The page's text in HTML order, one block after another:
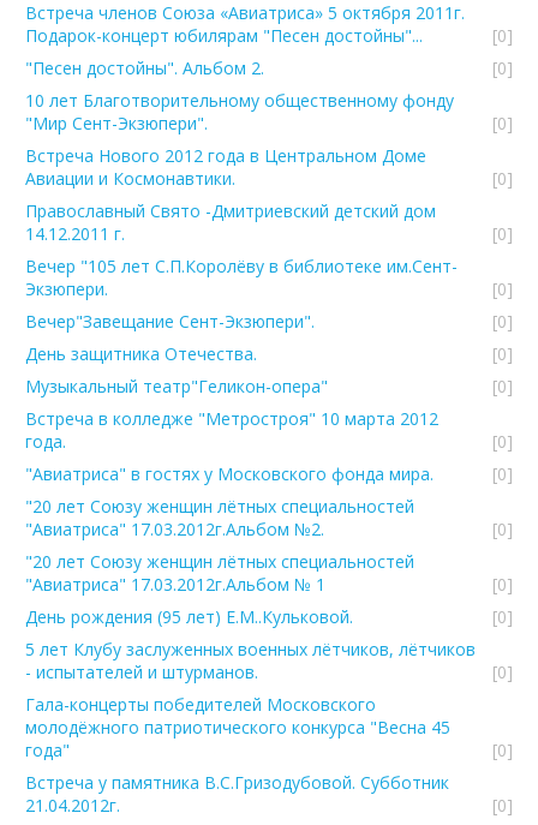
Встреча членов Союза «Авиатриса» 5 октября 2011г.
Подарок-концерт юбилярам "Песен достойны"...
[0]
"Песен достойны". Альбом 2.
[0]
10 лет Благотворительному общественному фонду
"Мир Сент-Экзюпери".
[0]
Встреча Нового 2012 года в Центральном Доме
Авиации и Космонавтики.
[0]
Православный Свято -Дмитриевский детский дом
14.12.2011 г.
[0]
Вечер "105 лет С.П.Королёву в библиотеке им.Сент-
Экзюпери.
[0]
Вечер"Завещание Сент-Экзюпери".
[0]
День защитника Отечества.
[0]
Музыкальный театр"Геликон-опера"
[0]
Встреча в колледже "Метростроя" 10 марта 2012
года.
[0]
"Авиатриса" в гостях у Московского фонда мира.
[0]
"20 лет Союзу женщин лётных специальностей
"Авиатриса" 17.03.2012г.Альбом №2.
[0]
"20 лет Союзу женщин лётных специальностей
"Авиатриса" 17.03.2012г.Альбом № 1
[0]
День рождения (95 лет) Е.М..Кульковой.
[0]
5 лет Клубу заслуженных военных лётчиков, лётчиков
- испытателей и штурманов.
[0]
Гала-концерты победителей Московского
молодёжного патриотического конкурса "Весна 45
года"
[0]
Встреча у памятника В.С.Гризодубовой. Субботник
21.04.2012г.
[0]